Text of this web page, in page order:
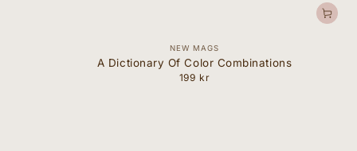
Forhandler:
NEW MAGS
A Dictionary Of Color Combinations
Normal
199 kr